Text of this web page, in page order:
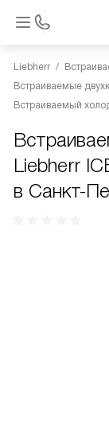
Liebherr
Встраиваемые
Встраиваемый
Liebherr
в Санкт-